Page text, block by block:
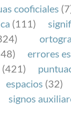
cooficiales
(111)
errores
(421)
espacios (32)
signos